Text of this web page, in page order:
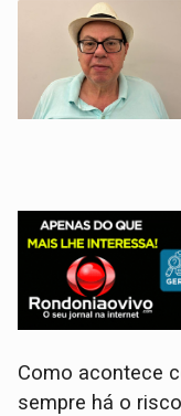
Como acontece
sempre há o